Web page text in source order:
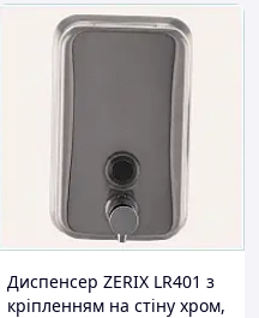
Диспенсер ZERIX LR401 з
кріпленням на стіну хром,